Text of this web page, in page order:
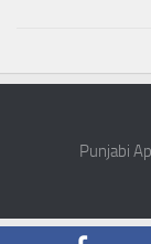
Punjabi